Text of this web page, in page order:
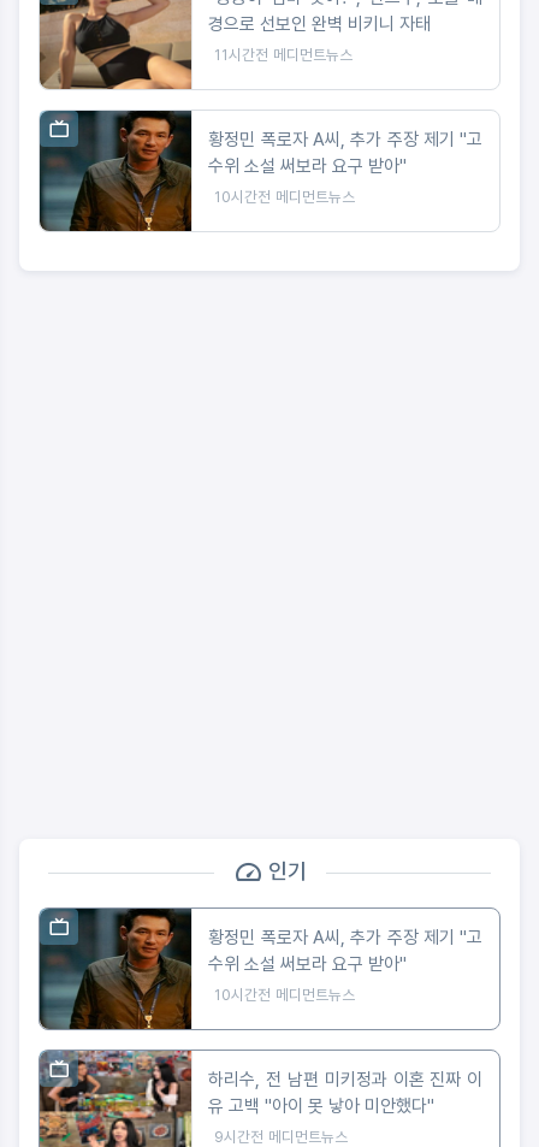
경으로 선보인 완벽 비키니 자태
11시간전 메디먼트뉴스
황정민 폭로자 A씨, 추가 주장 제기 "고
수위 소설 써보라 요구 받아"
10시간전 메디먼트뉴스
인기
황정민 폭로자 A씨, 추가 주장 제기 "고
수위 소설 써보라 요구 받아"
10시간전 메디먼트뉴스
하리수, 전 남편 미키정과 이혼 진짜 이
유 고백 "아이 못 낳아 미안했다"
9시간전 메디먼트뉴스